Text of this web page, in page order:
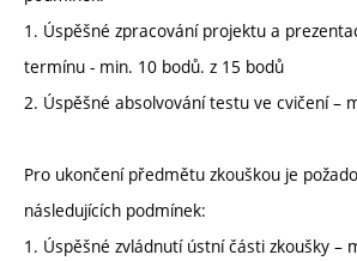
1. Úspěšné zpracování projektu a
termínu - min. 10 bodů. z 15 bodů
2. Úspěšné absolvování testu ve cvičení –
Pro ukončení předmětu zkouškou je
následujících podmínek:
1. Úspěšné zvládnutí ústní části zkoušky –